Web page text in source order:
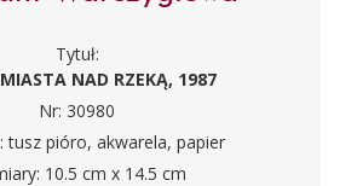
Tytuł:
NAD RZEKĄ, 1987
Nr: 30980
tusz pióro, akwarela, papier
10.5 cm x 14.5 cm